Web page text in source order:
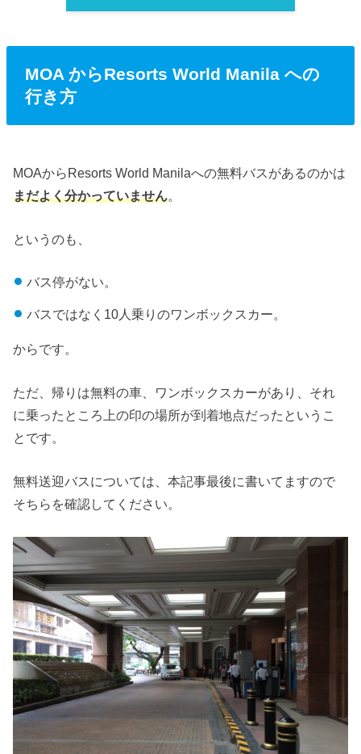
MOA からResorts World Manila への
行き方
MOAからResorts World Manilaへの無料バスがあるのかは
まだよく分かっていません。
というのも、
バス停がない。
バスではなく10人乗りのワンボックスカー。
からです。
ただ、帰りは無料の車、ワンボックスカーがあり、それ
に乗ったところ上の印の場所が到着地点だったというこ
とです。
無料送迎バスについては、本記事最後に書いてますので
そちらを確認してください。